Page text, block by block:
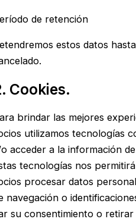
de retención
estos datos
Cookies.
brindar las mejores
utilizamos tecnologías
acceder a la información
tecnologías nos
procesar datos
navegación o
su consentimiento o